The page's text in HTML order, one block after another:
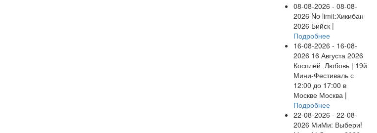
08-08-2026 - 08-08-
2026 No limit:Хикибан
2026 Бийск |
Подробнее
16-08-2026 - 16-08-
2026 16 Августа 2026
Косплей=Любовь | 19й
Мини-Фестиваль с
12:00 до 17:00 в
Москве Москва |
Подробнее
22-08-2026 - 22-08-
2026 МиМи: Выбери!